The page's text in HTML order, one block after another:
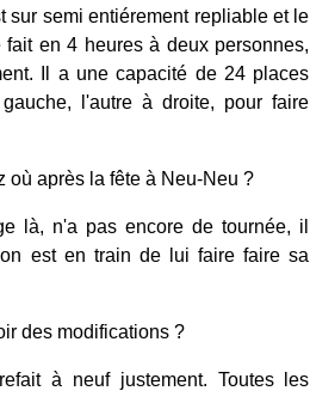
sur semi entiérement repliable et le
en 4 heures à deux personnes,
Il a une capacité de 24 places
l'autre à droite, pour faire
où après la fête à Neu-Neu ?
là, n'a pas encore de tournée, il
est en train de lui faire faire sa
des modifications ?
à neuf justement. Toutes les